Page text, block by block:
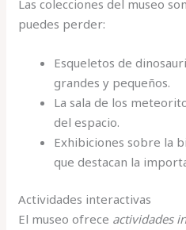
Las colecciones del museo
puedes perder:
Esqueletos de
grandes y pequeños.
La sala de los
del espacio.
Exhibiciones sobre la
que destacan la
Actividades interactivas
El museo ofrece actividades